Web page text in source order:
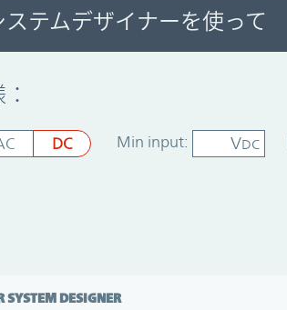
ステムデザイナーを使って
DC Min input: VDC
SYSTEM DESIGNER